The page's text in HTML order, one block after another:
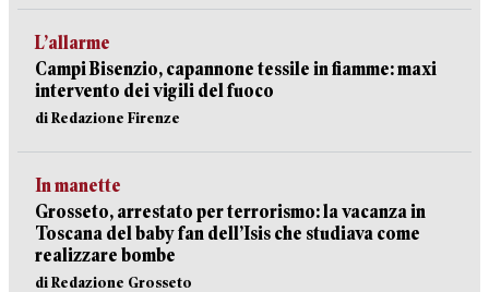
L’allarme
Campi Bisenzio, capannone tessile in fiamme: maxi
intervento dei vigili del fuoco
di Redazione Firenze
In manette
Grosseto, arrestato per terrorismo: la vacanza in
Toscana del baby fan dell’Isis che studiava come
realizzare bombe
di Redazione Grosseto